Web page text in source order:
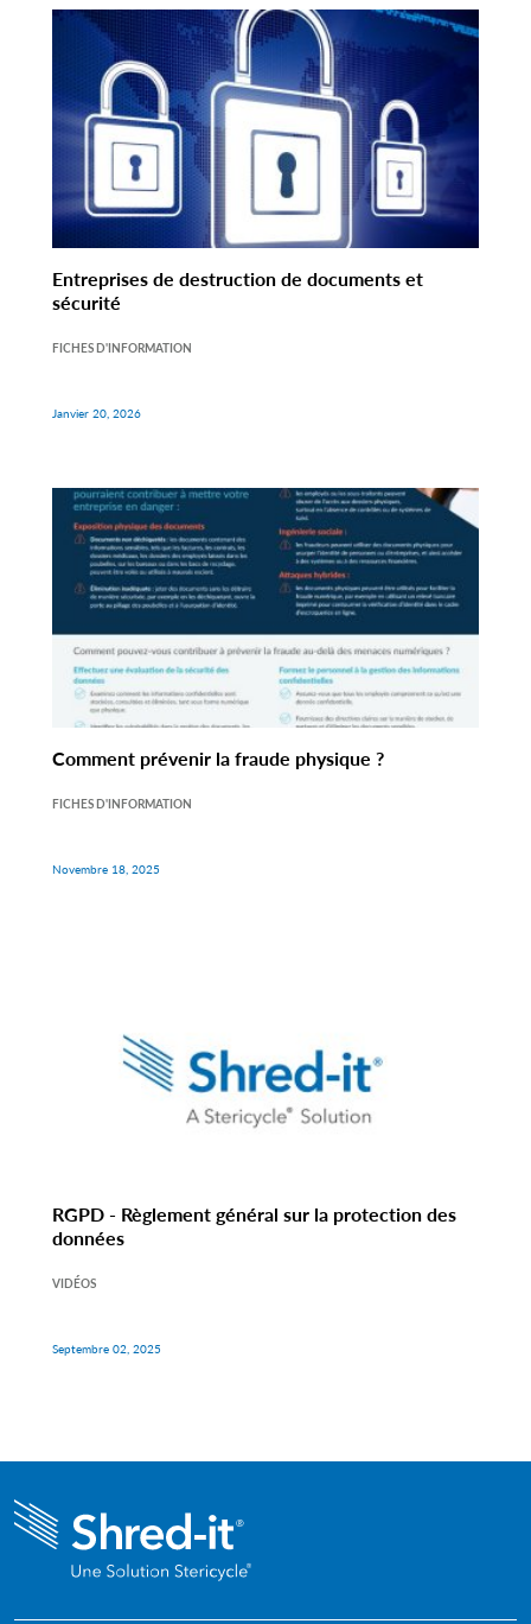
Entreprises de destruction de documents et
sécurité
FICHES D'INFORMATION
Janvier 20, 2026
Comment prévenir la fraude physique ?
FICHES D'INFORMATION
Novembre 18, 2025
RGPD - Règlement général sur la protection des
données
VIDÉOS
Septembre 02, 2025